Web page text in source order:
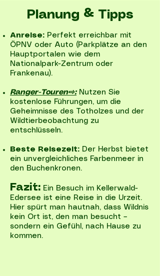
Planung & Tipps
Anreise: Perfekt erreichbar mit
ÖPNV oder Auto (Parkplätze an den
Hauptportalen wie dem
Nationalpark-Zentrum oder
Frankenau).
Ranger-Touren⇨:Nutzen Sie
kostenlose Führungen, um die
Geheimnisse des Totholzes und der
Wildtierbeobachtung zu
entschlüsseln.
Beste Reisezeit: Der Herbst bietet
ein unvergleichliches Farbenmeer in
den Buchenkronen.
Fazit: Ein Besuch im Kellerwald-
Edersee ist eine Reise in die Urzeit.
Hier spürt man hautnah, dass Wildnis
kein Ort ist, den man besucht –
sondern ein Gefühl, nach Hause zu
kommen.